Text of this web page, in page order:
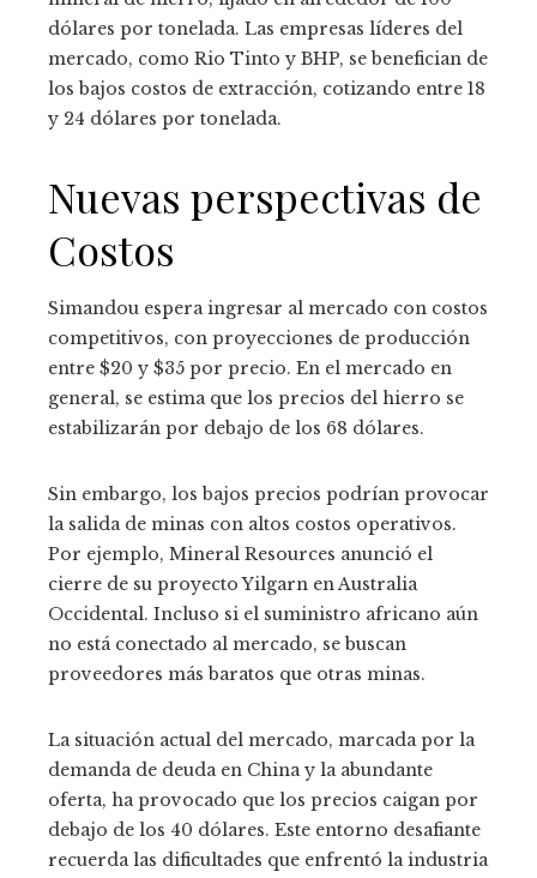
dólares por tonelada. Las empresas líderes del
mercado, como Rio Tinto y BHP, se benefician de
los bajos costos de extracción, cotizando entre 18
y 24 dólares por tonelada.
Nuevas perspectivas de
Costos
Simandou espera ingresar al mercado con costos
competitivos, con proyecciones de producción
entre $20 y $35 por precio. En el mercado en
general, se estima que los precios del hierro se
estabilizarán por debajo de los 68 dólares.
Sin embargo, los bajos precios podrían provocar
la salida de minas con altos costos operativos.
Por ejemplo, Mineral Resources anunció el
cierre de su proyecto Yilgarn en Australia
Occidental. Incluso si el suministro africano aún
no está conectado al mercado, se buscan
proveedores más baratos que otras minas.
La situación actual del mercado, marcada por la
demanda de deuda en China y la abundante
oferta, ha provocado que los precios caigan por
debajo de los 40 dólares. Este entorno desafiante
recuerda las dificultades que enfrentó la industria